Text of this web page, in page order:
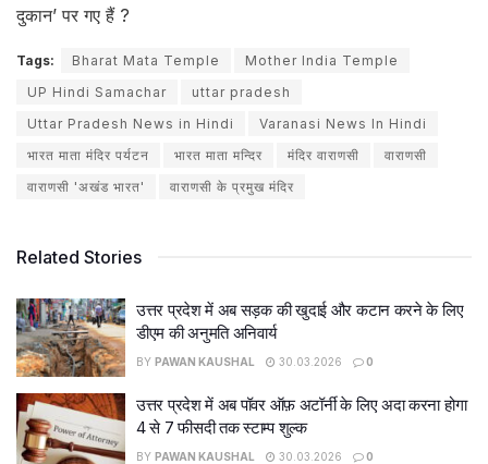
दुकान’ पर गए हैं ?
Tags: Bharat Mata Temple
Mother India Temple
UP Hindi Samachar
uttar pradesh
Uttar Pradesh News in Hindi
Varanasi News In Hindi
भारत माता मंदिर पर्यटन
भारत माता मन्दिर मंदिर वाराणसी
वाराणसी
वाराणसी 'अखंड भारत'
वाराणसी के प्रमुख मंदिर
Related Stories
उत्तर प्रदेश में अब सड़क की खुदाई और कटान करने के लिए
डीएम की अनुमति अनिवार्य
BY PAWAN KAUSHAL 30.03.2026 0
उत्तर प्रदेश में अब पॉवर ऑफ़ अटॉर्नी के लिए अदा करना होगा
4 से 7 फीसदी तक स्टाम्प शुल्क
BY PAWAN KAUSHAL 30.03.2026 0